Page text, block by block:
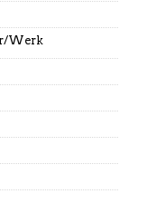
Werk